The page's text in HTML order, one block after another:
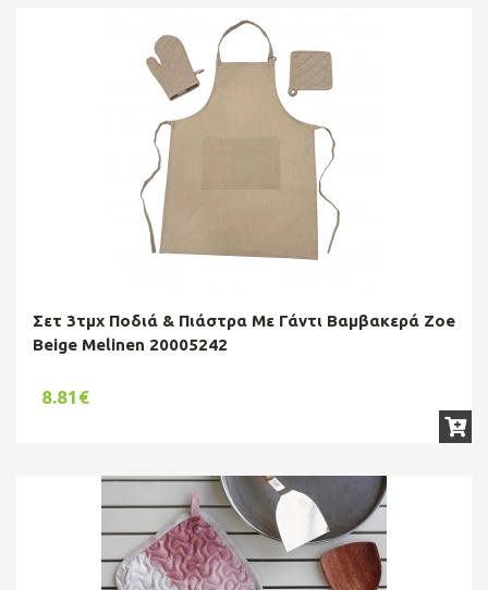
Σετ 3τμχ Ποδιά & Πιάστρα Με Γάντι Βαμβακερά Zoe
Beige Melinen 20005242
8.81€